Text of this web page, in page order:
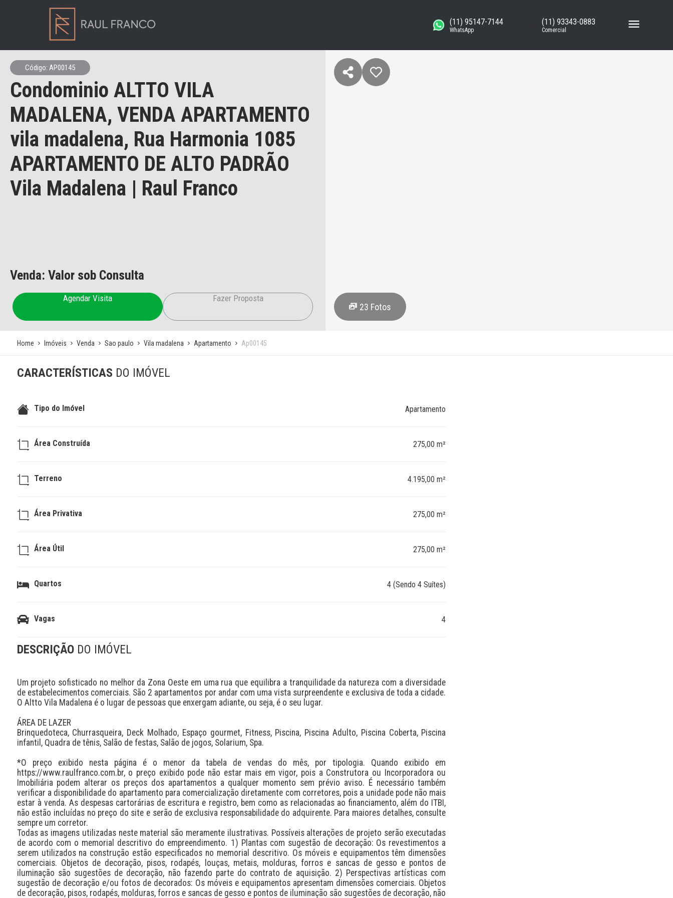
(11) 95147-7144
WhatsApp
(11) 93343-0883
Comercial
Código: AP00145
Condominio ALTTO VILA
MADALENA, VENDA APARTAMENTO
vila madalena, Rua Harmonia 1085
APARTAMENTO DE ALTO PADRÃO
Vila Madalena | Raul Franco
Venda: Valor sob Consulta
Agendar Visita Fazer Proposta
23 Fotos
Home Imóveis Venda Sao paulo Vila madalena Apartamento Ap00145
CARACTERÍSTICAS DO IMÓVEL
Tipo do Imóvel Apartamento
Área Construída 275,00 m²
Terreno 4.195,00 m²
Área Privativa 275,00 m²
Área Útil 275,00 m²
Quartos 4 (Sendo 4 Suítes)
Vagas 4
DESCRIÇÃO DO IMÓVEL
Um projeto sofisticado no melhor da Zona Oeste em uma rua que equilibra a tranquilidade da natureza com a diversidade
de estabelecimentos comerciais. São 2 apartamentos por andar com uma vista surpreendente e exclusiva de toda a cidade.
O Altto Vila Madalena é o lugar de pessoas que enxergam adiante, ou seja, é o seu lugar.
ÁREA DE LAZER
Brinquedoteca, Churrasqueira, Deck Molhado, Espaço gourmet, Fitness, Piscina, Piscina Adulto, Piscina Coberta, Piscina
infantil, Quadra de tênis, Salão de festas, Salão de jogos, Solarium, Spa.
*O preço exibido nesta página é o menor da tabela de vendas do mês, por tipologia. Quando exibido em
https://www.raulfranco.com.br, o preço exibido pode não estar mais em vigor, pois a Construtora ou Incorporadora ou
Imobiliária podem alterar os preços dos apartamentos a qualquer momento sem prévio aviso. É necessário também
verificar a disponibilidade do apartamento para comercialização diretamente com corretores, pois a unidade pode não mais
estar à venda. As despesas cartorárias de escritura e registro, bem como as relacionadas ao financiamento, além do ITBI,
não estão incluídas no preço do site e serão de exclusiva responsabilidade do adquirente. Para maiores detalhes, consulte
sempre um corretor.
Todas as imagens utilizadas neste material são meramente ilustrativas. Possíveis alterações de projeto serão executadas
de acordo com o memorial descritivo do empreendimento. 1) Plantas com sugestão de decoração: Os revestimentos a
serem utilizados na construção estão especificados no memorial descritivo. Os móveis e equipamentos têm dimensões
comerciais. Objetos de decoração, pisos, rodapés, louças, metais, molduras, forros e sancas de gesso e pontos de
iluminação são sugestões de decoração, não fazendo parte do contrato de aquisição. 2) Perspectivas artísticas com
sugestão de decoração e/ou fotos de decorados: Os móveis e equipamentos apresentam dimensões comerciais. Objetos
de decoração, pisos, rodapés, molduras, forros e sancas de gesso e pontos de iluminação são sugestões de decoração, não